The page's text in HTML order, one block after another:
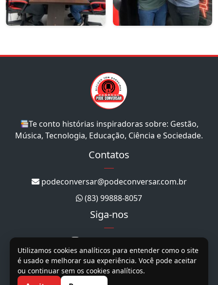
Te conto histórias inspiradoras sobre: Gestão,
Música, Tecnologia, Educação, Ciência e Sociedade.
Contatos
podeconversar@podeconversar.com.br
(83) 99888-8057
Siga-nos
@podeconversar
@podeconversar
Utilizamos cookies analíticos para entender como o site
é usado e melhorar sua experiência. Você pode aceitar
ou continuar sem os cookies analíticos.